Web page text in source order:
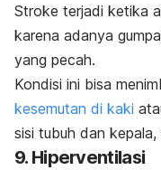
Stroke terjadi ketika
karena adanya
yang pecah.
Kondisi ini bisa
kesemutan di kaki
sisi tubuh dan
9. Hiperventilasi